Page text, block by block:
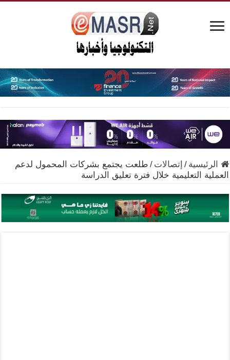
الرئيسية / إتصالات / طلعت يجتمع بشركات المحمول لدعم
العملية التعليمية خلال فترة تعليق الدراسة